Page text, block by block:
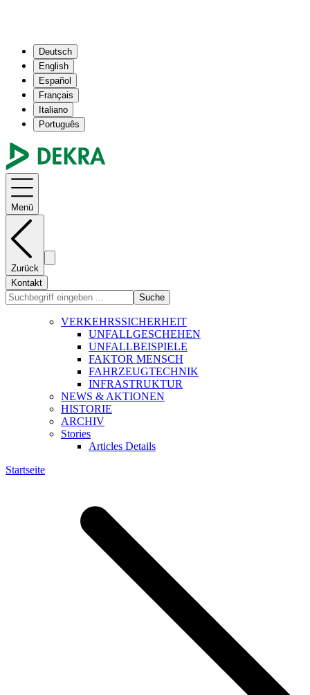
Deutsch
English
Español
Français
Italiano
Português
Menü
Zurück
Kontakt
Suche
VERKEHRSSICHERHEIT
UNFALLGESCHEHEN
UNFALLBEISPIELE
FAKTOR MENSCH
FAHRZEUGTECHNIK
INFRASTRUKTUR
NEWS & AKTIONEN
HISTORIE
ARCHIV
Stories
Articles Details
Startseite